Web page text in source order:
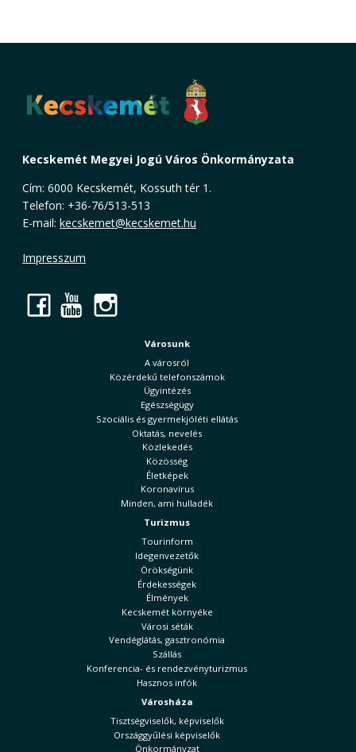
Kecskemét Megyei Jogú Város Önkormányzata
Cím: 6000 Kecskemét, Kossuth tér 1.
Telefon: +36-76/513-513
E-mail: kecskemet@kecskemet.hu
Impresszum
Facebook
YouTube
Városunk
A városról
Közérdekű telefonszámok
Ügyintézés
Egészségügy
Szociális és gyermekjóléti ellátás
Oktatás, nevelés
Közlekedés
Közösség
Életképek
Koronavírus
Minden, ami hulladék
Turizmus
Tourinform
Idegenvezetők
Örökségünk
Érdekességek
Élmények
Kecskemét környéke
Városi séták
Vendéglátás, gasztronómia
Szállás
Konferencia- és rendezvényturizmus
Hasznos infók
Városháza
Tisztségviselők, képviselők
Országgyűlési képviselők
Önkormányzat